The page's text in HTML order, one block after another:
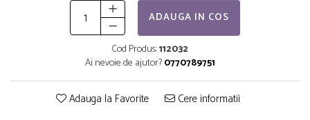
ADAUGA IN COS
Cod Produs:112032
Ai nevoie de ajutor?0770789751
Adauga la Favorite Cere informatii